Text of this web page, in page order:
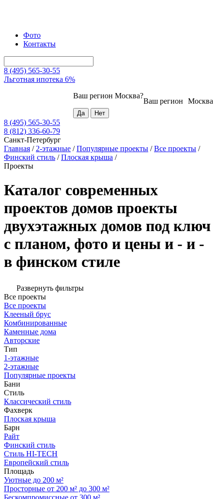
Фото
Контакты
8 (495) 565-30-55
Льготная ипотека 6%
Москва
Ваш регион
Ваш регион Москва?
8 (495) 565-30-55
8 (812) 336-60-79
Санкт-Петербург
Главная / 2-этажные /Популярные проекты /Все проекты /
Финский стиль /Плоская крыша /
Проекты
Каталог современных
проектов домов проекты
двухэтажных домов под ключ
с планом, фото и цены и - и -
в финском стиле
Развернуть фильтры
Все проекты
Все проекты
Клееный брус
Комбинированные
Каменные дома
Авторские
Тип
1-этажные
2-этажные
Популярные проекты
Бани
Стиль
Классический стиль
Фахверк
Плоская крыша
Барн
Райт
Финский стиль
Стиль HI-TECH
Европейский стиль
Площадь
Уютные до 200 м²
Просторные от 200 м² до 300 м²